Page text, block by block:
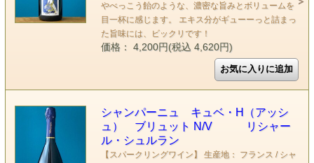
やべっこう飴のような、濃密な旨みとボリュームを
目一杯に感じます。 エキス分がギューーっと詰まっ
た旨味には、ビックリです！
価格： 4,200円(税込 4,620円)
シャンパーニュ キュベ・H（アッシ
ュ） ブリュット N/V リシャー
ル・シュルラン
【スパークリングワイン】 生産地： フランス / シャ